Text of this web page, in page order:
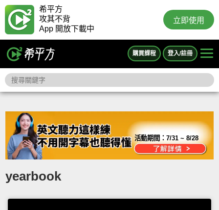
希平方
攻其不背
App 開放下載中
立即使用
購買課程 登入/註冊
活動期間：7/31 ~ 8/28
yearbook